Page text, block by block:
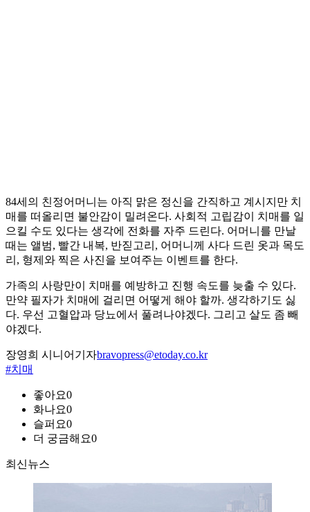
84세의 친정어머니는 아직 맑은 정신을 간직하고 계시지만 치
매를 떠올리면 불안감이 밀려온다. 사회적 고립감이 치매를 일
으킬 수도 있다는 생각에 전화를 자주 드린다. 어머니를 만날
때는 앨범, 빨간 내복, 반짇고리, 어머니께 사다 드린 옷과 목도
리, 형제와 찍은 사진을 보여주는 이벤트를 한다.
가족의 사랑만이 치매를 예방하고 진행 속도를 늦출 수 있다.
만약 필자가 치매에 걸리면 어떻게 해야 할까. 생각하기도 싫
다. 우선 고혈압과 당뇨에서 풀려나야겠다. 그리고 살도 좀 빼
야겠다.
장영희 시니어기자bravopress@etoday.co.kr
#치매
좋아요0
화나요0
슬퍼요0
더 궁금해요0
최신뉴스